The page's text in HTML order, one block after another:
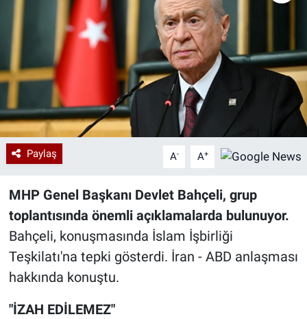
Paylaş A- A+
MHP Genel Başkanı Devlet Bahçeli, grup
toplantısında önemli açıklamalarda bulunuyor.
Bahçeli, konuşmasında İslam İşbirliği
Teşkilatı'na tepki gösterdi. İran - ABD anlaşması
hakkında konuştu.
"İZAH EDİLEMEZ"
Sağlık
Teknoloji
Ramazan